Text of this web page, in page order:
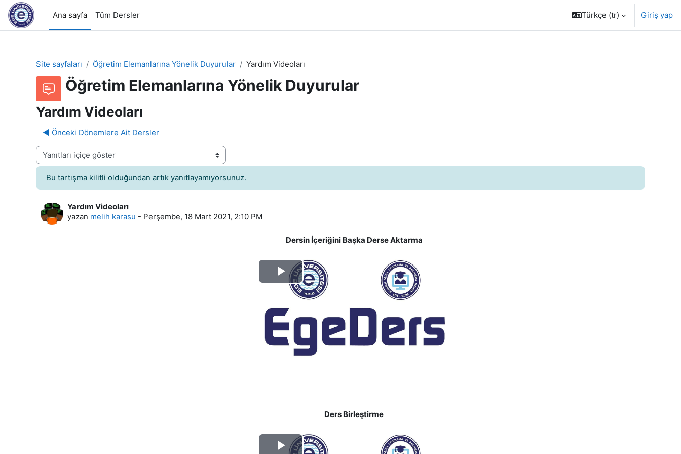
Ana içeriğe git
Ana sayfa
Tüm Dersler Türkçe ‎(tr)‎ Giriş yap
Site sayfaları Öğretim Elemanlarına Yönelik Duyurular Yardım Videoları
Öğretim Elemanlarına Yönelik Duyurular
Yardım Videoları
◀︎ Önceki Dönemlere Ait Dersler
Görünüm modu
Bu tartışma kilitli olduğundan artık yanıtlayamıyorsunuz.
Yardım Videoları
yazan melih karasu - Perşembe, 18 Mart 2021, 2:10 PM
Yanıt sayısı: 0
Dersin İçeriğini Başka Derse Aktarma
Videoyu
Oynat
Ders Birleştirme